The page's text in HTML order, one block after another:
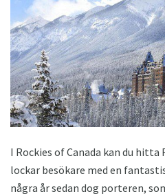
I Rockies of Canada kan du
lockar besökare med en
några år sedan dog porteren,